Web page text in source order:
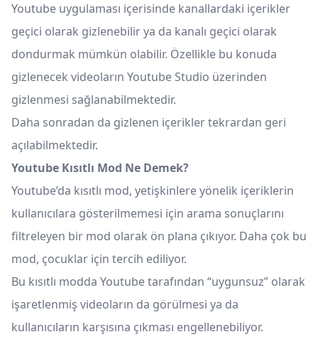
Youtube uygulaması içerisinde kanallardaki içerikler
geçici olarak gizlenebilir ya da kanalı geçici olarak
dondurmak mümkün olabilir. Özellikle bu konuda
gizlenecek videoların Youtube Studio üzerinden
gizlenmesi sağlanabilmektedir.
Daha sonradan da gizlenen içerikler tekrardan geri
açılabilmektedir.
Youtube Kısıtlı Mod Ne Demek?
Youtube’da kısıtlı mod, yetişkinlere yönelik içeriklerin
kullanıcılara gösterilmemesi için arama sonuçlarını
filtreleyen bir mod olarak ön plana çıkıyor. Daha çok bu
mod, çocuklar için tercih ediliyor.
Bu kısıtlı modda Youtube tarafından “uygunsuz” olarak
işaretlenmiş videoların da görülmesi ya da
kullanıcıların karşısına çıkması engellenebiliyor.